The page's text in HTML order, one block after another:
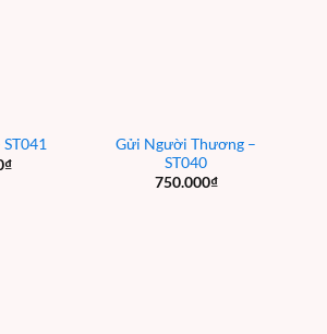
₫
Gửi Người Thương –
ST040
750.000₫